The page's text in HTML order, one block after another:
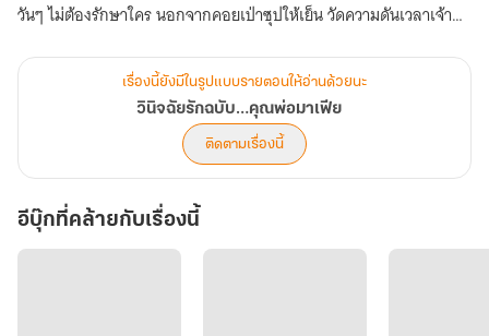
วันๆ ไม่ต้องรักษาใคร นอกจากคอยเป่าซุปให้เย็น วัดความดันเวลาเจ้า
แต่วางมวยกันไปมาท่าไหนไม่รู้... คุณหมอคนเก่งดันตื่นขึ้นมาบนเตียง
ศัตรู แถมร่างกายผู้ชายอกสามศอกกลับมี 'ก้อนเลือด' ของไอ้มาเฟียจอม
ซึนฝังอยู่ซะงั้น! งานนี้จากมาเฟียมาดขรึมเตรียมสลบคาใบอัลตราซาวนด์
และตื่นมาเปิดโหมดไอ้โบ้คลั่งรักที่ที่แทบจะเอาบับเบิลกันกระแทกมาพัน
รอบตัวว่าที่คุณแม่! จากที่เคยจิกหัวใช้ ตอนนี้แทบจะคลานเข่าเข้าไปป้อน
ข้าวป้อนน้ำ บทสรุปของการวินิจฉัยหัวใจครั้งนี้... นลินจะต้องปวดหัวกับ
อาการแพ้ท้อง หรือปวดหัวกับคุณพ่อจอมเห่อที่เล่นใหญ่กว่าเดิมกันแน่!
เรื่องนี้ยังมีในรูปแบบรายตอนให้อ่านด้วยนะ
วินิจฉัยรักฉบับ…คุณพ่อมาเฟีย
ติดตามเรื่องนี้
อีบุ๊กที่คล้ายกับเรื่องนี้